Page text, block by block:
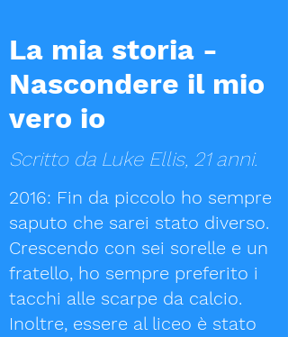
La mia storia -
Nascondere il mio
vero io
Scritto da Luke Ellis, 21 anni.
2016: Fin da piccolo ho sempre
saputo che sarei stato diverso.
Crescendo con sei sorelle e un
fratello, ho sempre preferito i
tacchi alle scarpe da calcio.
Inoltre, essere al liceo è stato